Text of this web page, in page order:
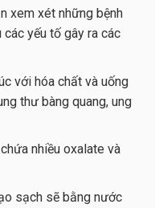
xem xét những bệnh
yếu tố gây ra các
với hóa chất và uống
thư bàng quang, ung
nhiều oxalate và
sạch sẽ bằng nước